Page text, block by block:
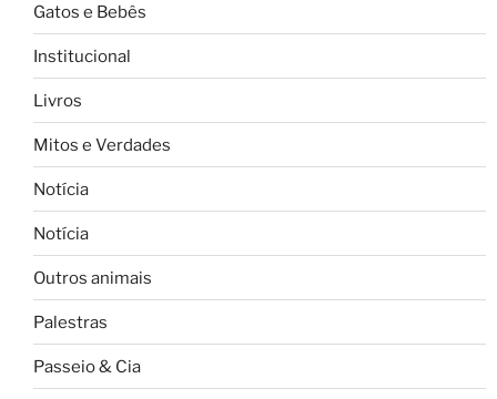
Gatos e Bebês
Institucional
Livros
Mitos e Verdades
Notícia
Notícia
Outros animais
Palestras
Passeio & Cia